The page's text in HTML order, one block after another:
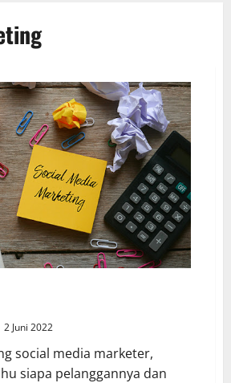
2 Juni 2022
social media marketer,
siapa pelanggannya dan